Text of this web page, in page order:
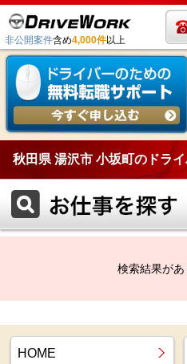
非公開案件含め4,000件以上
秋田県 湯沢市 小坂町のドラ
検索結果があ
HOME